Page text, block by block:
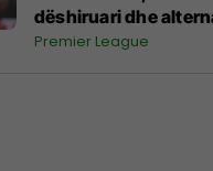
dëshiruari dhe
Premier League